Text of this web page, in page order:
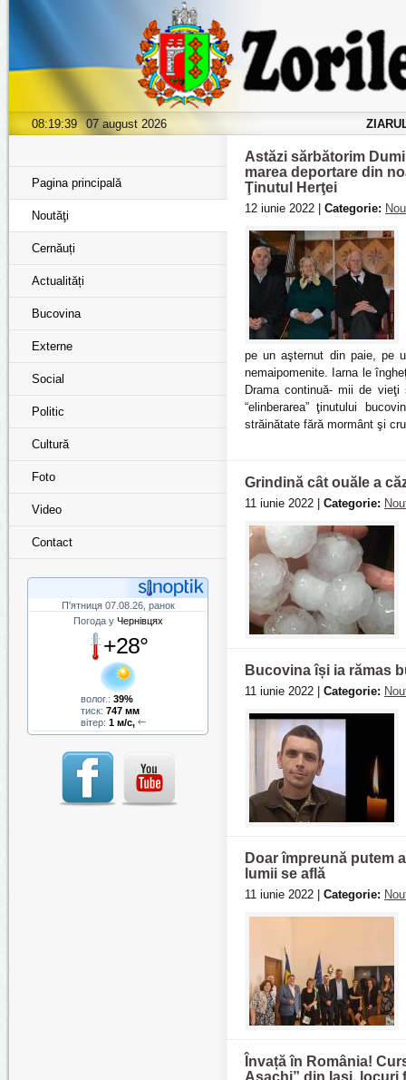
08:19:41 07 august 2026
Pagina principală
Noutăţi
Cernăuți
Actualități
Bucovina
Externe
Social
Politic
Cultură
Foto
Video
Contact
П'ятниця 07.08.26, ранок
Погода у Чернівцях
+28°
волог.: 39%
тиск: 747 мм
вітер: 1 м/с,
Astăzi sărbătorim
marea deportare din
Ţinutul Herţei
12 iunie 2022 | Categorie:
pe un aşternut din paie, pe
nemaipomenite. Iarna le
Drama continuă- mii de
“elinberarea” ţinutului
străinătate fără mormânt şi
Grindină cât ouăle a
11 iunie 2022 | Categorie:
Bucovina își ia rămas
11 iunie 2022 | Categorie:
Doar împreună putem
lumii se află
11 iunie 2022 | Categorie:
Învață în România!
Asachi” din Iași, locuri